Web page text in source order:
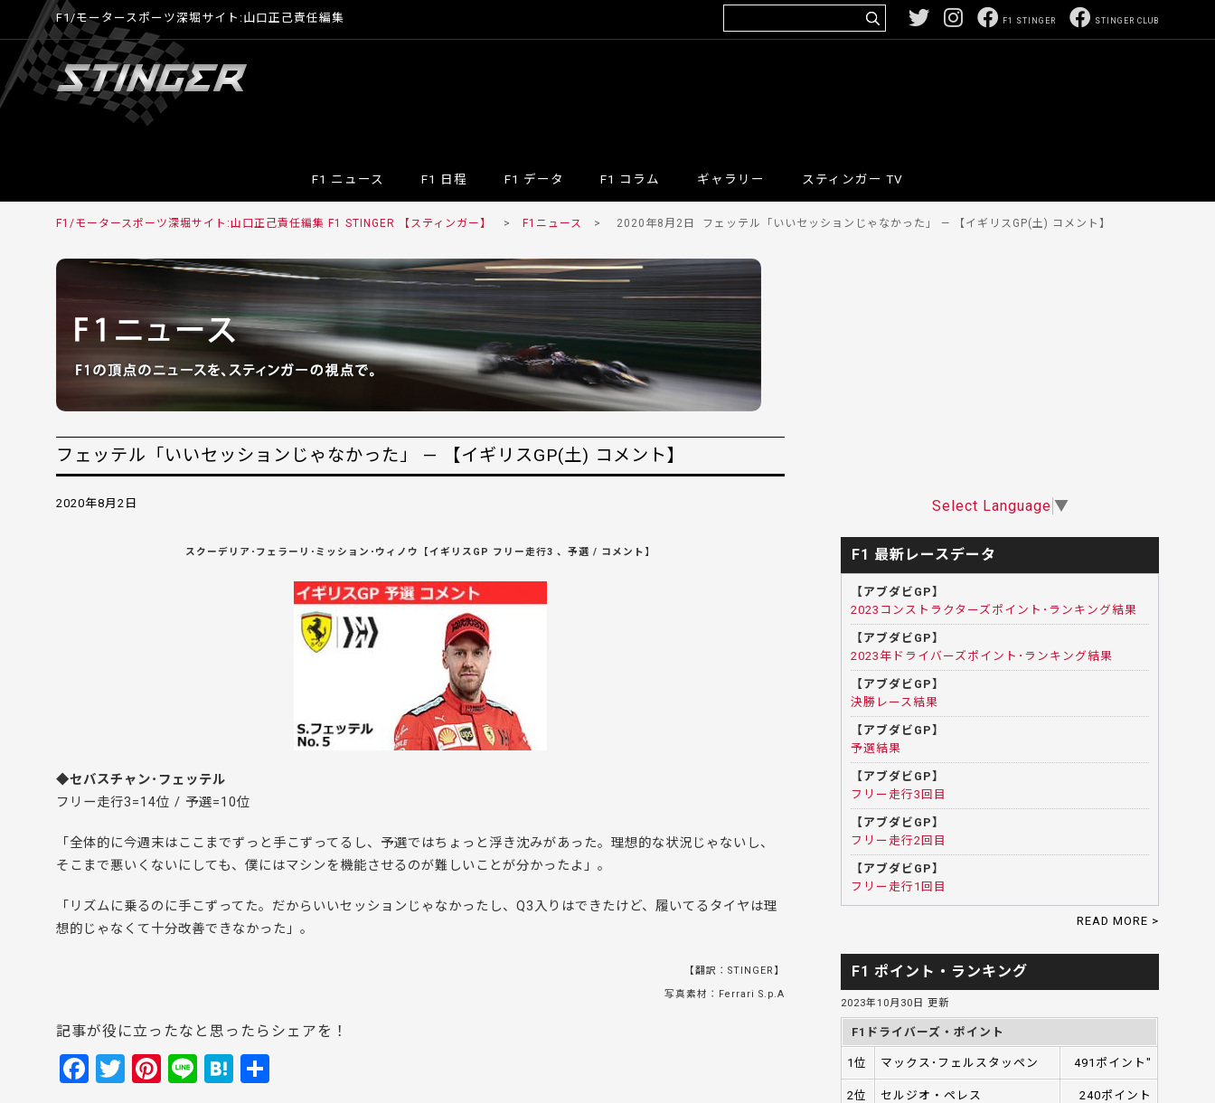
F1/モータースポーツ深堀サイト:山口正己責任編集 STINGER CLUB
F1 STINGER
F1 ニュース F1 日程 F1 データ F1 コラム ギャラリー スティンガー TV
F1/モータースポーツ深堀サイト:山口正己責任編集 F1 STINGER 【スティンガー】 > F1ニュース > 2020年8月2日 フェッテル「いいセッションじゃなかった」 — 【イギリスGP(土) コメント】
フェッテル「いいセッションじゃなかった」 — 【イギリスGP(土) コメント】
2020年8月2日
スクーデリア･フェラーリ･ミッション･ウィノウ【イギリスGP フリー走行3 、予選 / コメント】
◆セバスチャン･フェッテル
フリー走行3=14位 / 予選=10位
「全体的に今週末はここまでずっと手こずってるし、予選ではちょっと浮き沈みがあった。理想的な状況じゃないし、
そこまで悪いくないにしても、僕にはマシンを機能させるのが難しいことが分かったよ」。
「リズムに乗るのに手こずってた。だからいいセッションじゃなかったし、Q3入りはできたけど、履いてるタイヤは理
想的じゃなくて十分改善できなかった」。
【翻訳：STINGER】
写真素材：Ferrari S.p.A
記事が役に立ったなと思ったらシェアを！
F
T
Pi Li H
Select Language ▼
F1 最新レースデータ
【アブダビGP】
2023コンストラクターズポイント･ランキング結果
【アブダビGP】
2023年ドライバーズポイント･ランキング結果
【アブダビGP】
決勝レース結果
【アブダビGP】
予選結果
【アブダビGP】
フリー走行3回目
【アブダビGP】
フリー走行2回目
【アブダビGP】
フリー走行1回目
READ MORE >
F1 ポイント・ランキング
2023年10月30日 更新
F1ドライバーズ・ポイント
1位 マックス･フェルスタッペン 491ポイント"
2位 セルジオ・ペレス 240ポイント